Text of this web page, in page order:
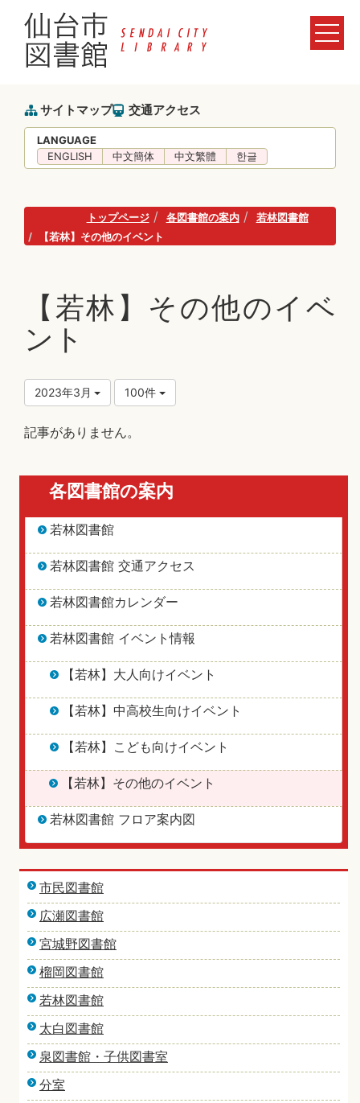
サイトマップ 交通アクセス
LANGUAGE
ENGLISH
中文簡体 中文繁體 한글
トップページ 各図書館の案内
若林図書館
【若林】その他のイベント
【若林】その他のイベ
ント
2023年3月 100件
記事がありません。
各図書館の案内
若林図書館
若林図書館 交通アクセス
若林図書館カレンダー
若林図書館 イベント情報
【若林】大人向けイベント
【若林】中高校生向けイベント
【若林】こども向けイベント
【若林】その他のイベント
若林図書館 フロア案内図
市民図書館
広瀬図書館
宮城野図書館
榴岡図書館
若林図書館
太白図書館
泉図書館・子供図書室
分室